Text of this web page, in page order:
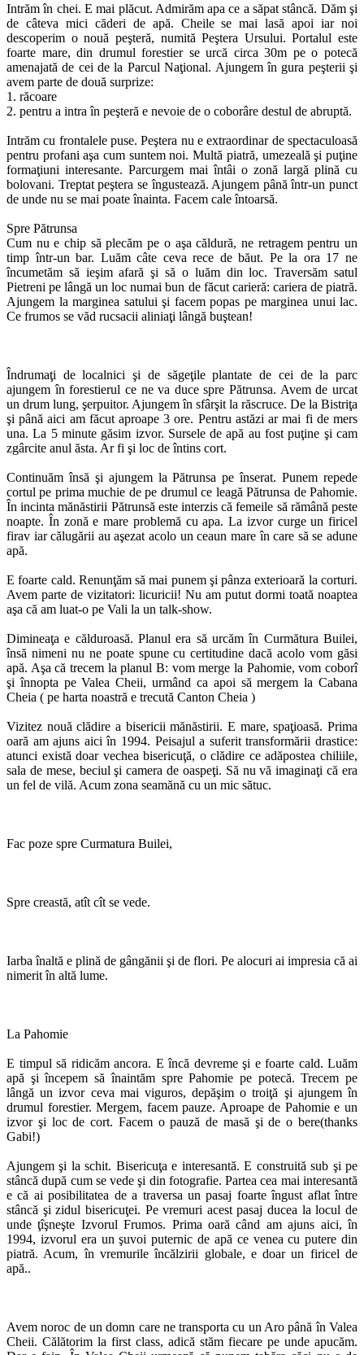
Intrăm în chei. E mai plăcut. Admirăm apa ce a săpat stâncă. Dăm şi
de câteva mici căderi de apă. Cheile se mai lasă apoi iar noi
descoperim o nouă peşteră, numită Peştera Ursului. Portalul este
foarte mare, din drumul forestier se urcă circa 30m pe o potecă
amenajată de cei de la Parcul Naţional. Ajungem în gura peşterii şi
avem parte de două surprize:
1. răcoare
2. pentru a intra în peşteră e nevoie de o coborâre destul de abruptă.
Intrăm cu frontalele puse. Peştera nu e extraordinar de spectaculoasă
pentru profani aşa cum suntem noi. Multă piatră, umezeală şi puţine
formaţiuni interesante. Parcurgem mai întâi o zonă largă plină cu
bolovani. Treptat peştera se îngustează. Ajungem până într-un punct
de unde nu se mai poate înainta. Facem cale întoarsă.
Spre Pătrunsa
Cum nu e chip să plecăm pe o aşa căldură, ne retragem pentru un
timp într-un bar. Luăm câte ceva rece de băut. Pe la ora 17 ne
încumetăm să ieşim afară şi să o luăm din loc. Traversăm satul
Pietreni pe lângă un loc numai bun de făcut carieră: cariera de piatră.
Ajungem la marginea satului şi facem popas pe marginea unui lac.
Ce frumos se văd rucsacii aliniaţi lângă buştean!
Îndrumaţi de localnici şi de săgeţile plantate de cei de la parc
ajungem în forestierul ce ne va duce spre Pătrunsa. Avem de urcat
un drum lung, şerpuitor. Ajungem în sfârşit la răscruce. De la Bistriţa
şi până aici am făcut aproape 3 ore. Pentru astăzi ar mai fi de mers
una. La 5 minute găsim izvor. Sursele de apă au fost puţine şi cam
zgârcite anul ăsta. Ar fi şi loc de întins cort.
Continuăm însă şi ajungem la Pătrunsa pe înserat. Punem repede
cortul pe prima muchie de pe drumul ce leagă Pătrunsa de Pahomie.
În incinta mănăstirii Pătrunsă este interzis că femeile să rămână peste
noapte. În zonă e mare problemă cu apa. La izvor curge un firicel
firav iar călugării au aşezat acolo un ceaun mare în care să se adune
apă.
E foarte cald. Renunţăm să mai punem şi pânza exterioară la corturi.
Avem parte de vizitatori: licuricii! Nu am putut dormi toată noaptea
aşa că am luat-o pe Vali la un talk-show.
Dimineaţa e călduroasă. Planul era să urcăm în Curmătura Builei,
însă nimeni nu ne poate spune cu certitudine dacă acolo vom găsi
apă. Aşa că trecem la planul B: vom merge la Pahomie, vom coborî
şi înnopta pe Valea Cheii, urmând ca apoi să mergem la Cabana
Cheia ( pe harta noastră e trecută Canton Cheia )
Vizitez nouă clădire a bisericii mănăstirii. E mare, spaţioasă. Prima
oară am ajuns aici în 1994. Peisajul a suferit transformării drastice:
atunci există doar vechea bisericuţă, o clădire ce adăpostea chiliile,
sala de mese, beciul şi camera de oaspeţi. Să nu vă imaginaţi că era
un fel de vilă. Acum zona seamănă cu un mic sătuc.
Fac poze spre Curmatura Builei,
Spre creastă, atît cît se vede.
Iarba înaltă e plină de gângănii şi de flori. Pe alocuri ai impresia că ai
nimerit în altă lume.
La Pahomie
E timpul să ridicăm ancora. E încă devreme şi e foarte cald. Luăm
apă şi începem să înaintăm spre Pahomie pe potecă. Trecem pe
lângă un izvor ceva mai viguros, depăşim o troiţă şi ajungem în
drumul forestier. Mergem, facem pauze. Aproape de Pahomie e un
izvor şi loc de cort. Facem o pauză de masă şi de o bere(thanks
Gabi!)
Ajungem şi la schit. Bisericuţa e interesantă. E construită sub şi pe
stâncă după cum se vede şi din fotografie. Partea cea mai interesantă
e că ai posibilitatea de a traversa un pasaj foarte îngust aflat între
stâncă şi zidul bisericuţei. Pe vremuri acest pasaj ducea la locul de
unde ţîşneşte Izvorul Frumos. Prima oară când am ajuns aici, în
1994, izvorul era un şuvoi puternic de apă ce venea cu putere din
piatră. Acum, în vremurile încălzirii globale, e doar un firicel de
apă..
Avem noroc de un domn care ne transporta cu un Aro până în Valea
Cheii. Călătorim la first class, adică stăm fiecare pe unde apucăm.